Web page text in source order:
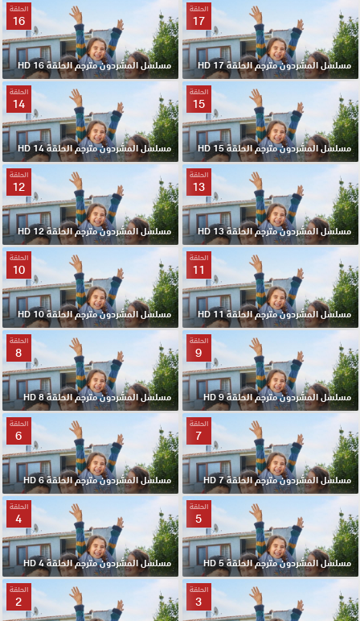
الحلقة
17
مسلسل المشردون مترجم الحلقة 17 HD
الحلقة
16
مسلسل المشردون مترجم الحلقة 16 HD
الحلقة
15
مسلسل المشردون مترجم الحلقة 15 HD
الحلقة
14
مسلسل المشردون مترجم الحلقة 14 HD
الحلقة
13
مسلسل المشردون مترجم الحلقة 13 HD
الحلقة
12
مسلسل المشردون مترجم الحلقة 12 HD
الحلقة
11
مسلسل المشردون مترجم الحلقة 11 HD
الحلقة
10
مسلسل المشردون مترجم الحلقة 10 HD
الحلقة
9
مسلسل المشردون مترجم الحلقة 9 HD
الحلقة
8
مسلسل المشردون مترجم الحلقة 8 HD
الحلقة
7
مسلسل المشردون مترجم الحلقة 7 HD
الحلقة
6
مسلسل المشردون مترجم الحلقة 6 HD
الحلقة
5
مسلسل المشردون مترجم الحلقة 5 HD
الحلقة
4
مسلسل المشردون مترجم الحلقة 4 HD
الحلقة
3
الحلقة
2